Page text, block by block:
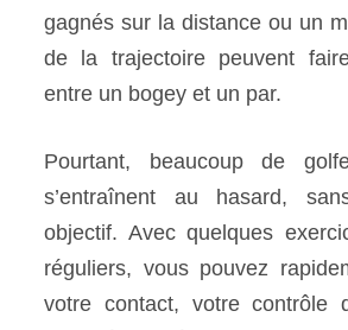
gagnés sur la distance ou un
de la trajectoire peuvent
entre un bogey et un par.
Pourtant, beaucoup de
s’entraînent au hasard,
objectif. Avec quelques
réguliers, vous pouvez
votre contact, votre contrôle